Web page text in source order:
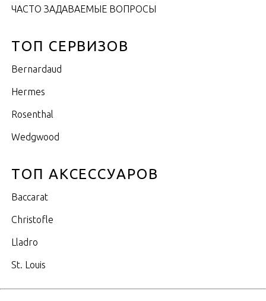
ЧАСТО ЗАДАВАЕМЫЕ ВОПРОСЫ
ТОП СЕРВИЗОВ
Bernardaud
Hermes
Rosenthal
Wedgwood
ТОП АКСЕССУАРОВ
Baccarat
Christofle
Lladro
St. Louis